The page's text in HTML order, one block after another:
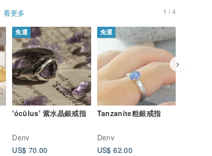
看更多 1 / 4
免運
'ócŭlus' 紫水晶銀戒指
Denv
US$ 70.00
免運
Tanzanite粗銀戒指
Denv
US$ 62.00